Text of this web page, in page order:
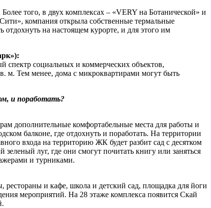
того, в двух комплексах – «VERY на Ботанической» и
компания открыла собственные термальные
на настоящем курорте, и для этого им
спектр социальных и коммерческих объектов,
м. Тем менее, дома с микроквартирами могут быть
и поработать?
дополнительные комфортабельные места для работы и
балконе, где отдохнуть и поработать. На территории
входа на территорию ЖК будет разбит сад с десятком
луг, где они смогут почитать книгу или заняться
и турниками.
и кафе, школа и детский сад, площадка для йоги
мероприятий. На 28 этаже комплекса появится Скай